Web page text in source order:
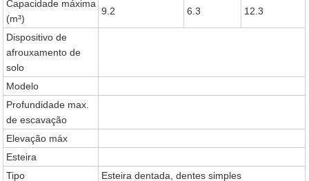
Capacidade máxima
(m³)
9.2 6.3 12.3
Dispositivo de
afrouxamento de
solo
Modelo
Profundidade max.
de escavação
Elevação máx
Esteira
Tipo
Esteira dentada, dentes simples